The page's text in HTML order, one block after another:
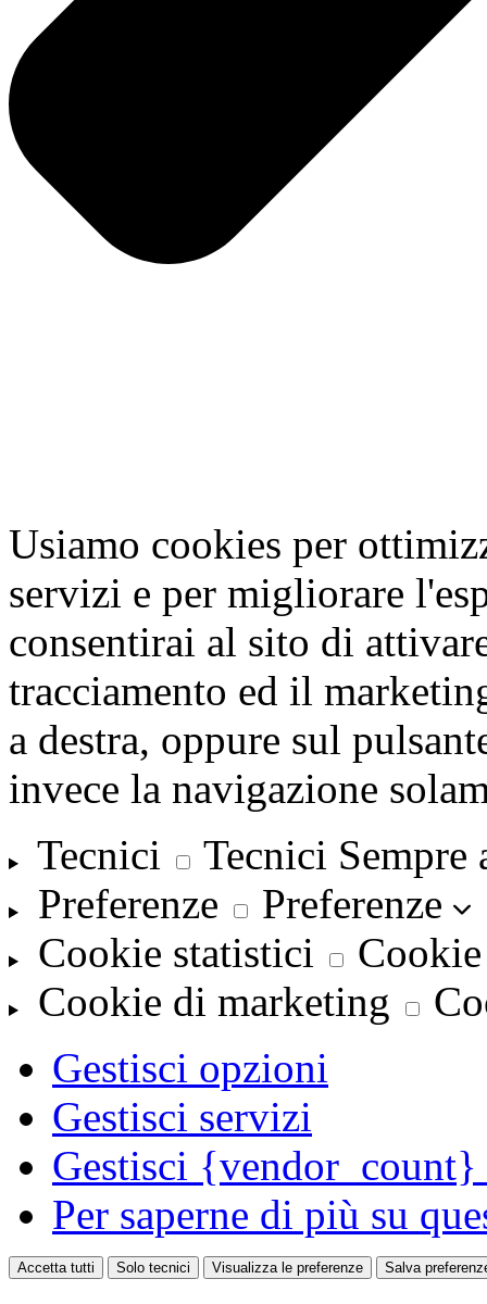
Usiamo cookies per
servizi e per migliorare
consentirai al sito di
tracciamento ed il
a destra, oppure sul
invece la navigazione
Tecnici
Tecnici
Preferenze
Preferenze
Cookie statistici
Cookie di marketing
Gestisci opzioni
Gestisci servizi
Gestisci
Per saperne di più su
Accetta tutti Solo tecnici Visualizza le preferenze Salva